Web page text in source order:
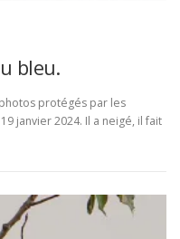
bleu.
photos protégés par les
janvier 2024. Il a neigé, il fait